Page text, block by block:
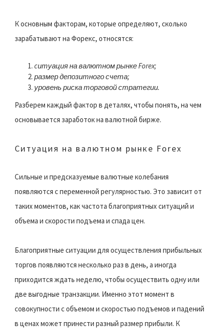
К основным факторам, которые определяют, сколько
зарабатывают на Форекс, относятся:
cитуация на валютном рынке Forex;
размер депозитного счета;
уровень риска торговой стратегии.
Разберем каждый фактор в деталях, чтобы понять, на чем
основывается заработок на валютной бирже.
Ситуация на валютном рынке Forex
Сильные и предсказуемые валютные колебания
появляются с переменной регулярностью. Это зависит от
таких моментов, как частота благоприятных ситуаций и
объема и скорости подъема и спада цен.
Благоприятные ситуации для осуществления прибыльных
торгов появляются несколько раз в день, а иногда
приходится ждать неделю, чтобы осуществить одну или
две выгодные транзакции. Именно этот момент в
совокупности с объемом и скоростью подъемов и падений
в ценах может принести разный размер прибыли. К